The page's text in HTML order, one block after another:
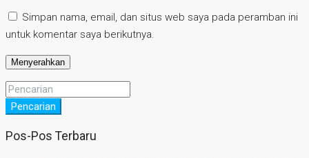
Simpan nama, email, dan situs web saya pada peramban ini
untuk komentar saya berikutnya.
Pencarian
Pos-Pos Terbaru